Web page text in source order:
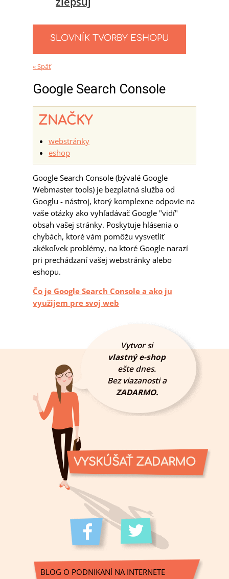
SLOVNÍK TVORBY ESHOPU
« Späť
Google Search Console
ZNAČKY
webstránky
eshop
Google Search Console (bývalé Google
Webmaster tools) je bezplatná služba od
Googlu - nástroj, ktorý komplexne odpovie na
vaše otázky ako vyhľadávač Google "vidí"
obsah vašej stránky. Poskytuje hlásenia o
chybách, ktoré vám pomôžu vysvetliť
akékoľvek problémy, na ktoré Google narazí
pri prechádzaní vašej webstránky alebo
eshopu.
Čo je Google Search Console a ako ju
využijem pre svoj web
Vytvor si
vlastný e-shop
ešte dnes.
Bez viazanosti a
ZADARMO.
VYSKÚŠAŤ ZADARMO
BLOG O PODNIKANÍ NA INTERNETE